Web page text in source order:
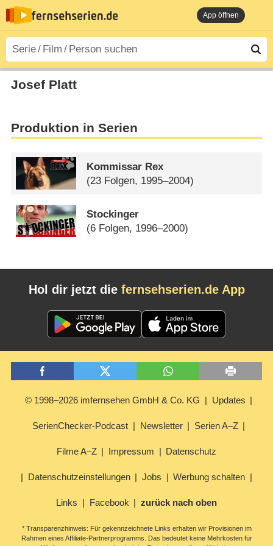
App öffnen
Josef Platt
Produktion in Serien
Kommissar Rex
(23 Folgen, 1995–2004)
Stockinger
(6 Folgen, 1996–2000)
Hol dir jetzt die fernsehserien.de App
© 1998–2026 imfernsehen GmbH & Co. KG Updates
SerienChecker-Podcast Newsletter Serien A–Z
Filme A–Z Impressum Datenschutz
Datenschutzeinstellungen Jobs Werbung schalten
Links Facebook zurück nach oben
* Transparenzhinweis: Für gekennzeichnete Links erhalten wir Provisionen im
Rahmen eines Affiliate-Partnerprogramms. Das bedeutet keine Mehrkosten für